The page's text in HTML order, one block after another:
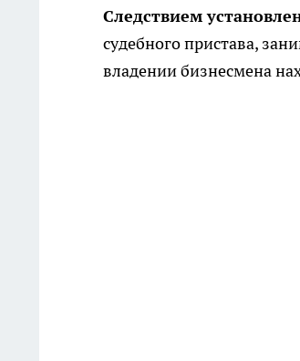
Следствием
судебного пристава,
владении бизнесмена